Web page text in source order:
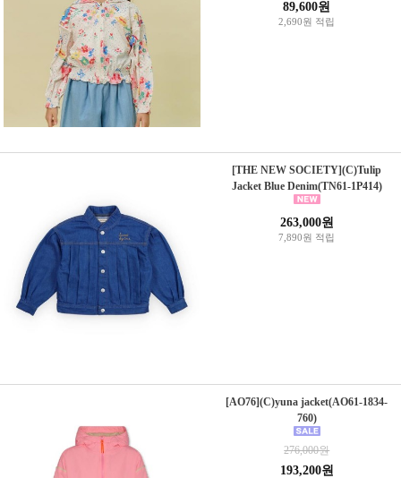
89,600원
2,690원 적립
[THE NEW SOCIETY](C)Tulip
Jacket Blue Denim(TN61-1P414)
263,000원
7,890원 적립
[AO76](C)yuna jacket(AO61-1834-
760)
276,000원
193,200원